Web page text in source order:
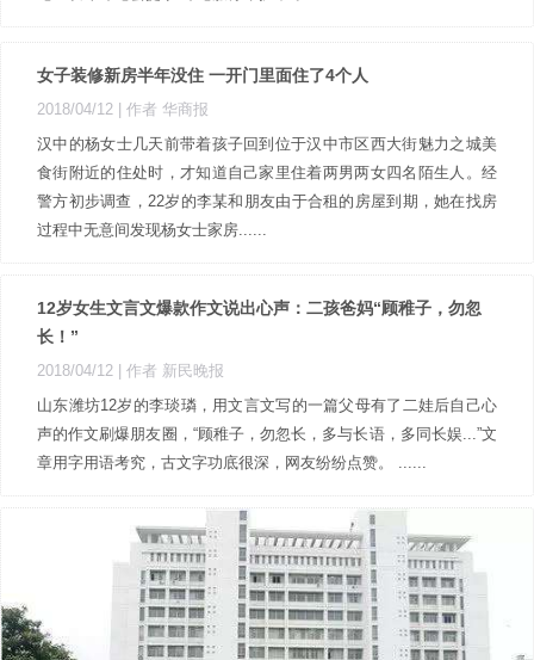
女子装修新房半年没住 一开门里面住了4个人
2018/04/12
| 作者 华商报
汉中的杨女士几天前带着孩子回到位于汉中市区西大街魅力之城美
食街附近的住处时，才知道自己家里住着两男两女四名陌生人。经
警方初步调查，22岁的李某和朋友由于合租的房屋到期，她在找房
过程中无意间发现杨女士家房......
12岁女生文言文爆款作文说出心声：二孩爸妈“顾稚子，勿忽
长！”
2018/04/12
| 作者 新民晚报 ​​​​
山东潍坊12岁的李琰璘，用文言文写的一篇父母有了二娃后自己心
声的作文刷爆朋友圈，“顾稚子，勿忽长，多与长语，多同长娱...”文
章用字用语考究，古文字功底很深，网友纷纷点赞。 ......